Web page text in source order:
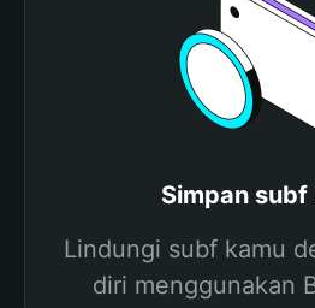
Simpan subf
Lindungi subf kamu
diri menggunakan